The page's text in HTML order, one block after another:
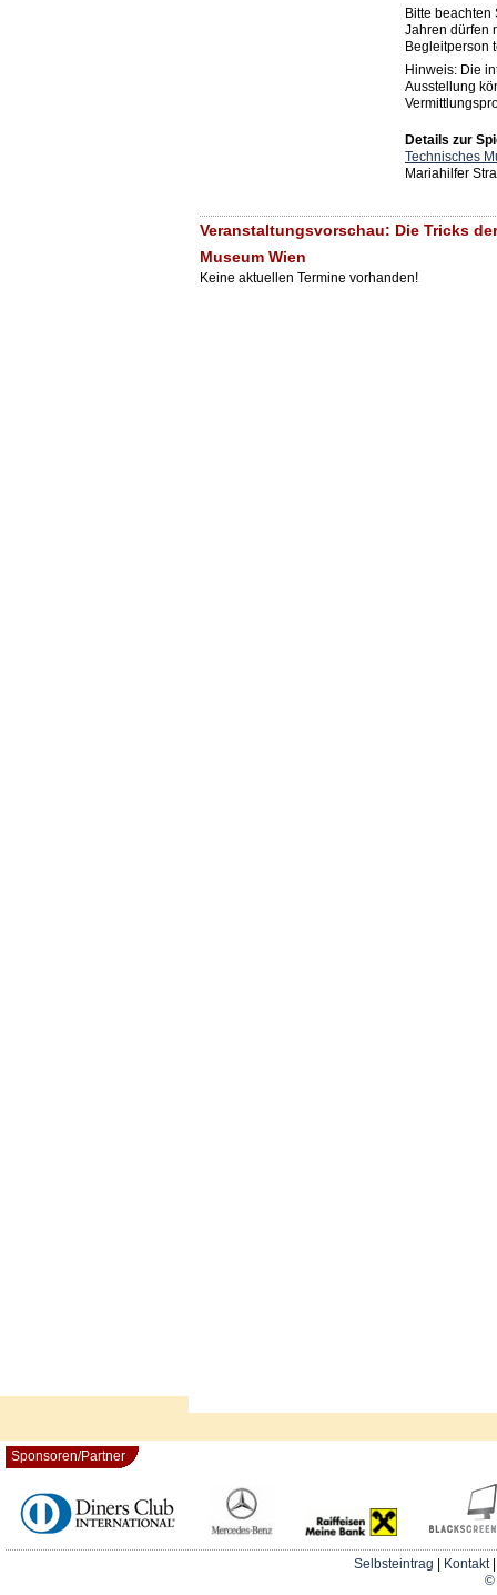
Bitte beachten
Jahren dürfen
Begleitperson
Hinweis: Die
Ausstellung
Details zur
Technisches
Mariahilfer
Veranstaltungsvorschau: Die Tricks
Museum Wien
Keine aktuellen Termine vorhanden!
Sponsoren/Partner
Selbsteintrag Kontakt
©